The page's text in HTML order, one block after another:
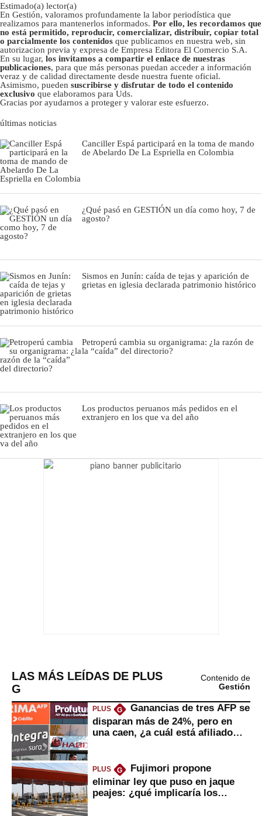
Estimado(a) lector(a)
En Gestión, valoramos profundamente la labor periodística que
realizamos para mantenerlos informados. Por ello, les recordamos que
no está permitido, reproducir, comercializar, distribuir, copiar total
o parcialmente los contenidos que publicamos en nuestra web, sin
autorizacion previa y expresa de Empresa Editora El Comercio S.A.
En su lugar, los invitamos a compartir el enlace de nuestras
publicaciones, para que más personas puedan acceder a información
veraz y de calidad directamente desde nuestra fuente oficial.
Asimismo, pueden suscribirse y disfrutar de todo el contenido
exclusivo que elaboramos para Uds.
Gracias por ayudarnos a proteger y valorar este esfuerzo.
últimas noticias
Canciller Espá participará en la toma de mando
de Abelardo De La Espriella en Colombia
¿Qué pasó en GESTIÓN un día como hoy, 7 de
agosto?
Sismos en Junín: caída de tejas y aparición de
grietas en iglesia declarada patrimonio histórico
Petroperú cambia su organigrama: ¿la razón de
la “caída” del directorio?
Los productos peruanos más pedidos en el
extranjero en los que va del año
LAS MÁS LEÍDAS DE PLUS
G
Contenido de
Gestión
PLUS G
Ganancias de tres AFP se
disparan más de 24%, pero en
una caen, ¿a cuál está afiliado
PLUS G
Fujimori propone
eliminar ley que puso en jaque
peajes: ¿qué implicaría los